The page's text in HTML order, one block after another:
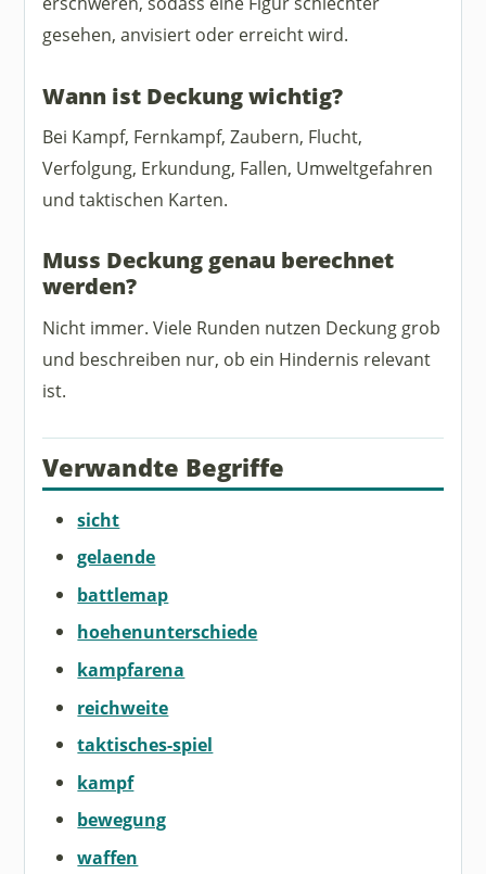
gesehen, anvisiert oder erreicht wird.
Wann ist Deckung wichtig?
Bei Kampf, Fernkampf, Zaubern, Flucht,
Verfolgung, Erkundung, Fallen, Umweltgefahren
und taktischen Karten.
Muss Deckung genau berechnet
werden?
Nicht immer. Viele Runden nutzen Deckung grob
und beschreiben nur, ob ein Hindernis relevant
ist.
Verwandte Begriffe
sicht
gelaende
battlemap
hoehenunterschiede
kampfarena
reichweite
taktisches-spiel
kampf
bewegung
waffen